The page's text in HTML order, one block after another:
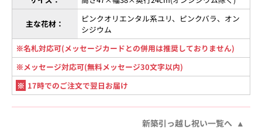
主な花材：
ピンクオリエンタル系ユリ、ピンクバラ、オン
シジウム
※名札対応可(メッセージカードとの併用は推奨しておりません)
※メッセージ対応可(無料メッセージ30文字以内)
※ 17時でのご注文で翌日お届け
新築引っ越し祝い一覧へ